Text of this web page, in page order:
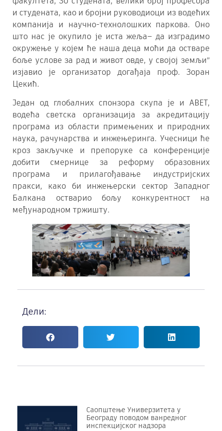
и студената, као и бројни руководиоци из водећих
компанија и научно-технолошких паркова. Оно
што нас је окупило је иста жеља– да изградимо
окружење у којем ће наша деца моћи да остваре
боље услове за рад и живот овде, у својој земљи”
изјавио је организатор догађаја проф. Зоран
Цекић.
Један од глобалних спонзора скупа је и ABET,
водећа светска организација за акредитацију
програма из области примењених и природних
наука, рачунарства и инжењеринга. Учесници ће
кроз закључке и препоруке са конференције
добити смернице за реформу образовних
програма и прилагођавање индустријских
пракси, како би инжењерски сектор Западног
Балкана остварио бољу конкурентност на
међународном тржишту.
Дели:
Саопштење Универзитета у
Београду поводом ванредног
инспекцијског надзора